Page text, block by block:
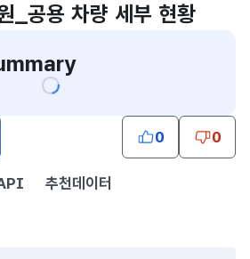
_공용 차량 세부 현황
0 0
추천데이터